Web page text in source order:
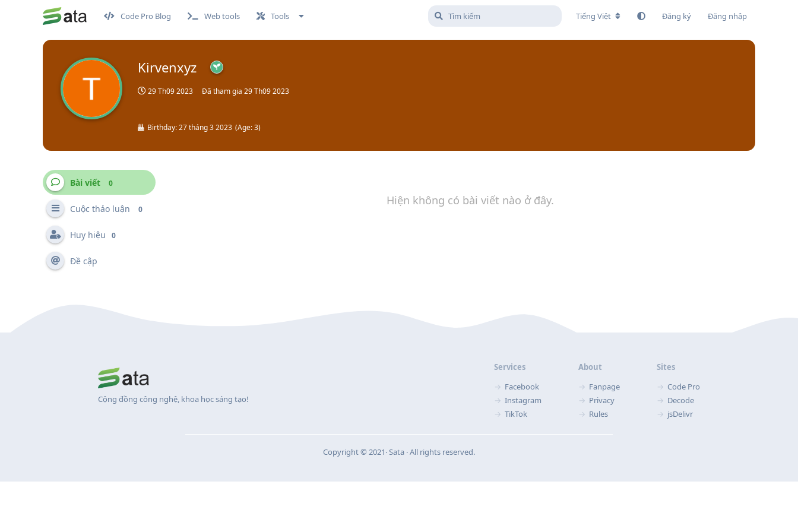
Code Pro Blog Web tools Tools Tiếng Việt Đăng ký Đăng nhập
Kirvenxyz
29 Th09 2023 Đã tham gia 29 Th09 2023
Birthday:27 tháng 3 2023 (Age:3)
Bài viết 0
Cuộc thảo luận 0
Huy hiệu 0
Đề cập
Hiện không có bài viết nào ở đây.
Cộng đồng công nghệ, khoa học sáng tạo!
Services
Facebook
Instagram
TikTok
About
Fanpage
Privacy
Rules
Sites
Code Pro
Decode
jsDelivr
Copyright © 2021‧ Sata ‧ All rights reserved.